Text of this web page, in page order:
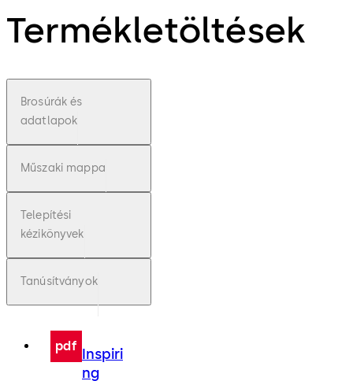
Termékletöltések
Brosúrák és
adatlapok
Műszaki mappa
Telepítési
kézikönyvek
Tanúsítványok
pdf Inspiri
ng